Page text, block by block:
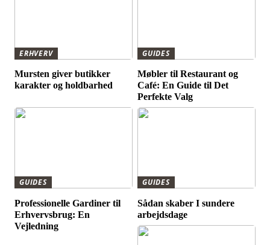
ERHVERV
Mursten giver butikker
karakter og holdbarhed
GUIDES
Møbler til Restaurant og
Café: En Guide til Det
Perfekte Valg
GUIDES
Professionelle Gardiner til
Erhvervsbrug: En
Vejledning
GUIDES
Sådan skaber I sundere
arbejdsdage